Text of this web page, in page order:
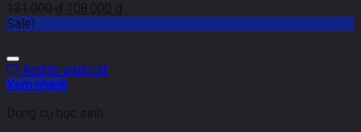
131.000₫ 108.000 ₫
Sale!
Add to wishlist
Xem nhanh
Dụng cụ học sinh